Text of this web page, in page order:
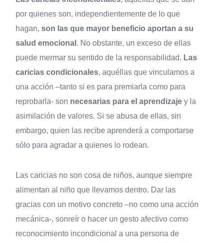
por quienes son, independientemente de lo que
hagan, son las que mayor beneficio aportan a su
salud emocional . No obstante, un exceso de ellas
puede mermar su sentido de la responsabilidad. Las
caricias condicionales, aquéllas que vinculamos a
una acción –tanto si es para premiarla como para
reprobarla- son necesarias para el aprendizaje y la
asimilación de valores. Si se abusa de ellas, sin
embargo, quien las recibe aprenderá a comportarse
sólo para agradar a quienes lo rodean.
Las caricias no son cosa de niños, aunque siempre
alimentan al niño que llevamos dentro. Dar las
gracias con un motivo concreto –no como una acción
mecánica-, sonreír o hacer un gesto afectivo como
reconocimiento incondicional a una persona de